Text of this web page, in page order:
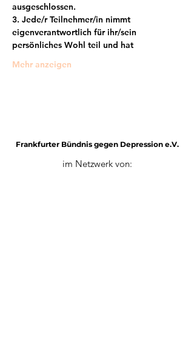
ausgeschlossen.
3. Jede/r Teilnehmer/in nimmt
eigenverantwortlich für ihr/sein
persönliches Wohl teil und hat
Mehr anzeigen
Frankfurter Bündnis gegen Depression e.V.
im Netzwerk von: